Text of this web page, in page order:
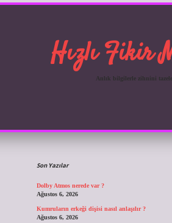
Hızlı Fikir
Anlık bilgilerle zihnini
Sidebar
Son Yazılar
Dolby Atmos nerede var ?
Ağustos 6, 2026
Kumruların erkeği dişisi nasıl anlaşılır ?
Ağustos 6, 2026